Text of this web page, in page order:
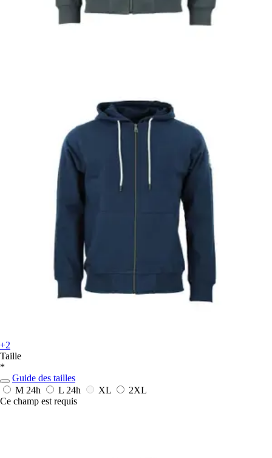
+2
Taille
*
Guide des tailles
M 24h L 24h XL
2XL
Ce champ est requis